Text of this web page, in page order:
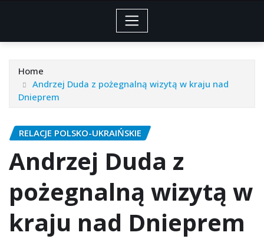
Home
Andrzej Duda z pożegnalną wizytą w kraju nad
Dnieprem
RELACJE POLSKO-UKRAIŃSKIE
Andrzej Duda z
pożegnalną wizytą w
kraju nad Dnieprem